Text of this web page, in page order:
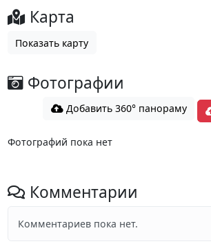
Карта
Показать карту
Фотографии
Добавить 360° панораму
Фотографий пока нет
Комментарии
Комментариев пока нет.